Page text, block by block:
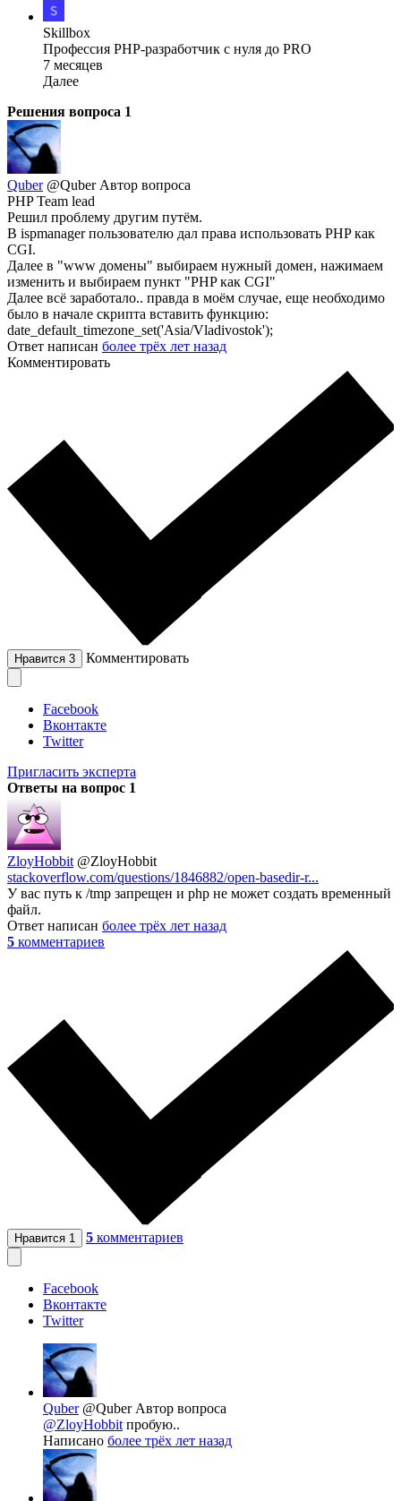
Skillbox
Профессия PHP-разработчик с нуля до PRO
7 месяцев
Далее
Решения вопроса 1
Quber @Quber Автор вопроса
PHP Team lead
Решил проблему другим путём.
В ispmanager пользователю дал права использовать PHP как
CGI.
Далее в "www домены" выбираем нужный домен, нажимаем
изменить и выбираем пункт "PHP как CGI"
Далее всё заработало.. правда в моём случае, еще необходимо
было в начале скрипта вставить функцию:
date_default_timezone_set('Asia/Vladivostok');
Ответ написан более трёх лет назад
Комментировать
Нравится 3 Комментировать
Facebook
Вконтакте
Twitter
Пригласить эксперта
Ответы на вопрос 1
ZloyHobbit @ZloyHobbit
stackoverflow.com/questions/1846882/open-basedir-r...
У вас путь к /tmp запрещен и php не может создать временный
файл.
Ответ написан более трёх лет назад
5 комментариев
Нравится 1 5 комментариев
Facebook
Вконтакте
Twitter
Quber @Quber Автор вопроса
@ZloyHobbit пробую..
Написано более трёх лет назад